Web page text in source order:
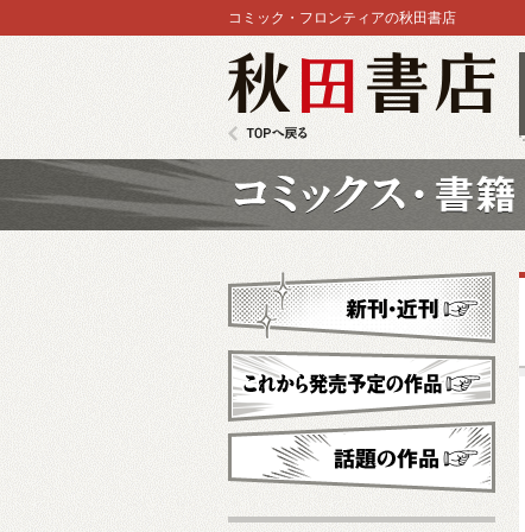
コミック・フロンティアの秋田書店
新刊・近刊
これから発売予定